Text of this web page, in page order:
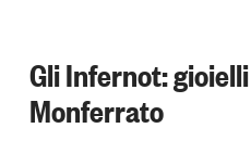
Gli Infernot:
Monferrato